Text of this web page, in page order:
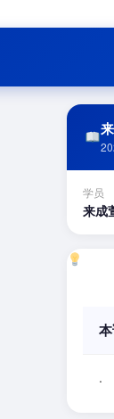
学员
来成
.